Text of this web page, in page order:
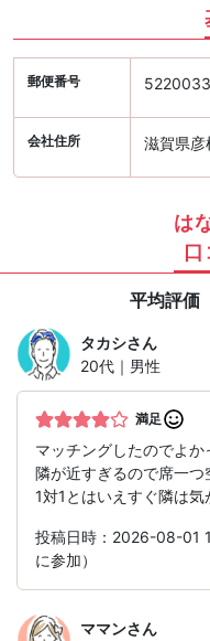
郵便番号 5220033
会社住所 滋賀県彦
は
平均評価
タカシさん
20代｜男性
満足
マッチングしたのでよか
隣が近すぎるので席一
1対1とはいえすぐ隣は気
投稿日時：2026-08-01
に参加）
ママンさん